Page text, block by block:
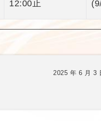
12:00止
2025 年 6 月 3